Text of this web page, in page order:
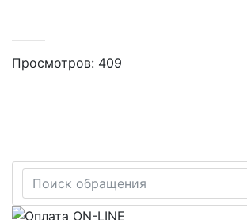
Просмотров: 409